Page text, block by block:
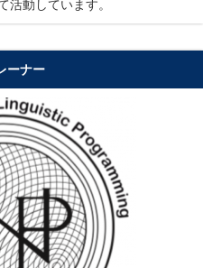
活動しています。
ーナー